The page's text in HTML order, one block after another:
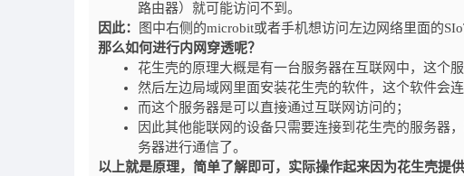
路由器）就可能访问不到。
因此：
图中右侧的microbit或者手机想访问左边网络里面的
那么如何进行内网穿透呢？
花生壳的原理大概是有一台服务器在互联网中，这个
然后左边局域网里面安装花生壳的软件，这个软件会连
而这个服务器是可以直接通过互联网访问的；
因此其他能联网的设备只需要连接到花生壳的服务器
务器进行通信了。
以上就是原理，简单了解即可，实际操作起来因为花生壳提